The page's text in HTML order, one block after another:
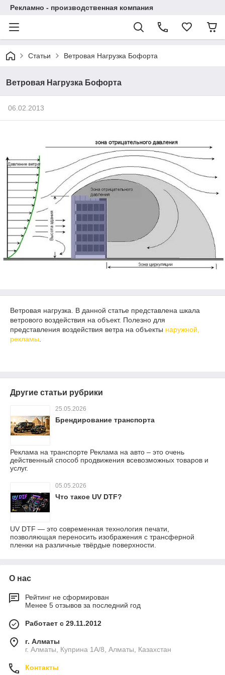
Рекламно - производственная компания
Статьи Ветровая Нагрузка Бофорта
Ветровая Нагрузка Бофорта
06.02.2013
Ветровая нагрузка. В данной статье представлена шкала
ветрового воздействия на объект. Полезно для
представления воздействия ветра на объекты наружной,
рекламы
Другие статьи рубрики
25.05.2026
Брендирование транспорта
Реклама на транспорте Реклама на авто – это очень
действенный способ продвижения всевозможных товаров и
услуг.
05.05.2026
Что такое UV DTF?
UV DTF — это современная технология печати,
позволяющая переносить изображения с трансферной
пленки на различные твёрдые поверхности.
О нас
Рейтинг не сформирован
Менее 5 отзывов за последний год
Работает с 29.11.2012
г. Алматы
г. Алматы, Куприна 1А/8, Алматы, Казахстан
Контакты